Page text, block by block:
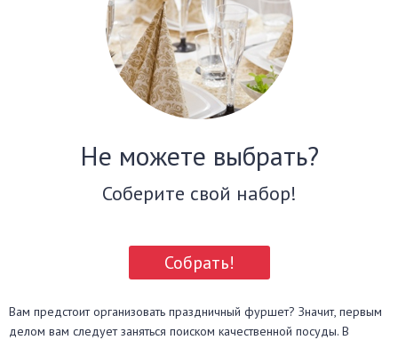
Не можете выбрать?
Соберите свой набор!
Собрать!
Вам предстоит организовать праздничный фуршет? Значит, первым
делом вам следует заняться поиском качественной посуды. В